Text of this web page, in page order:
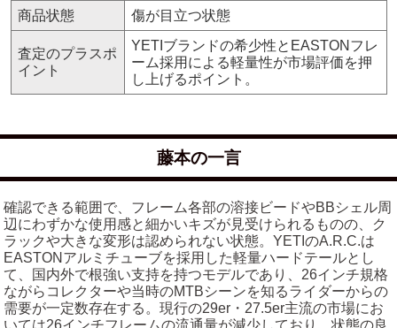
商品状態
傷が目立つ状態
査定のプラスポ
イント
YETIブランドの希少性とEASTONフレ
ーム採用による軽量性が市場評価を押
し上げるポイント。
藤本の一言
確認できる範囲で、フレーム各部の溶接ビードやBBシェル周
辺にわずかな使用感と細かいキズが見受けられるものの、ク
ラックや大きな変形は認められない状態。YETIのA.R.C.は
EASTONアルミチューブを採用した軽量ハードテールとし
て、国内外で根強い支持を持つモデルであり、26インチ規格
ながらコレクターや当時のMTBシーンを知るライダーからの
需要が一定数存在する。現行の29er・27.5er主流の市場にお
いては26インチフレームの流通量が減少しており、状態の良